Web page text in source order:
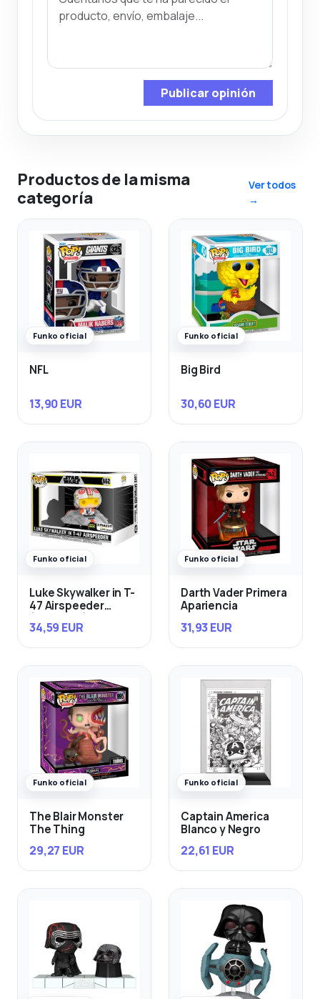
Publicar opinión
Productos de la misma
categoría
Ver todos
→
Funko oficial
NFL
13,90 EUR
Funko oficial
Big Bird
30,60 EUR
Funko oficial
Luke Skywalker in T-
47 Airspeeder
34,59 EUR
Funko oficial
Darth Vader Primera
Apariencia
31,93 EUR
Funko oficial
The Blair Monster
The Thing
29,27 EUR
Funko oficial
Captain America
Blanco y Negro
22,61 EUR